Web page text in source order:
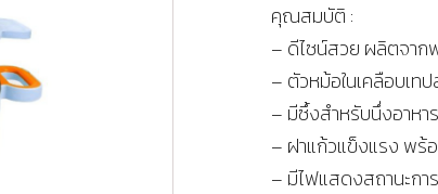
คุณสมบัติ :
– ดีไซน์สวย ผลิตจา
– ตัวหม้อในเคลือบเท
– มีซึ้งสำหรับนึ่งอาหาร
– ฝาแก้วแข็งแรง พร้
– มีไฟแสดงสถานะกา